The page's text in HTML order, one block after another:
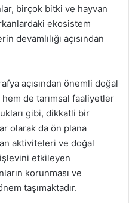
birçok bitki ve hayvan
ekosistem
devamlılığı açısından
açısından önemli doğal
de tarımsal faaliyetler
gibi, dikkatli bir
olarak da ön plana
aktiviteleri ve doğal
işlevini etkileyen
korunması ve
taşımaktadır.